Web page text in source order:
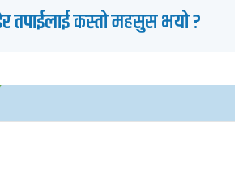
तपाईलाई कस्तो महसुस भयो ?